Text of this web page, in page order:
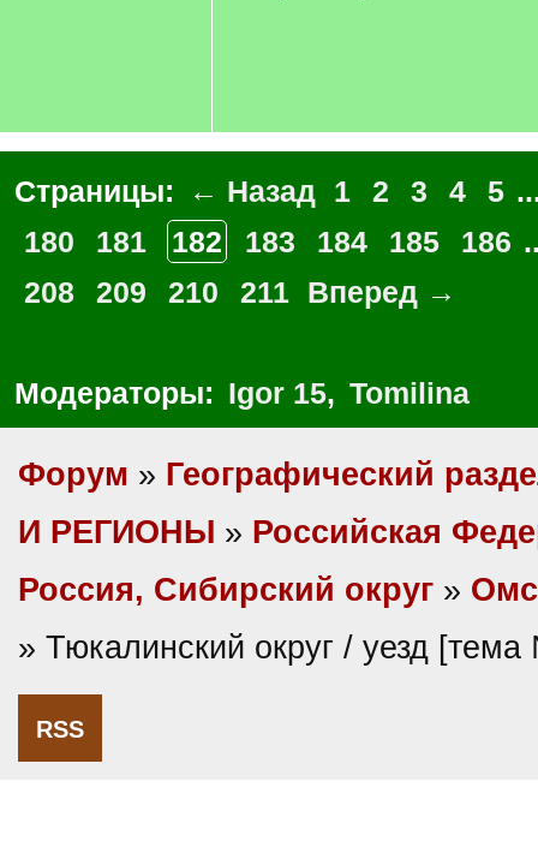
Страницы: ← Назад 1 2 3 4 5
180
181 182 183 184 185 186
208
209 210 211 Вперед →
Модераторы: Igor 15, Tomilina
Форум » Географический
И РЕГИОНЫ » Российская
Россия, Сибирский округ »
» Тюкалинский округ / уезд
RSS